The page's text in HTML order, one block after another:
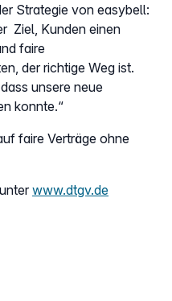
Strategie von easybell:
Ziel, Kunden einen
faire
der richtige Weg ist.
unsere neue
konnte.“
faire Verträge ohne
www.dtgv.de